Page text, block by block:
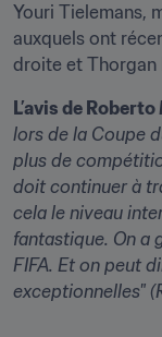
Youri Tielemans,
auxquels ont
droite et Thorgan
L’avis de
lors de la Coupe
plus de
doit continuer à
cela le niveau
fantastique. On a
FIFA. Et on peut
exceptionnelles"